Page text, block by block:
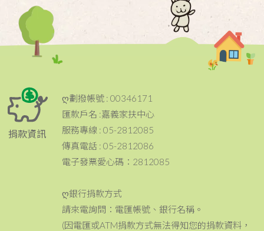
捐款資訊
ღ劃撥帳號 : 00346171
匯款戶名 :嘉義家扶中心
服務專線 : 05-2812085
傳真電話 : 05-2812086
電子發票愛心碼：2812085
ღ銀行捐款方式
請來電詢問：電匯帳號、銀行名稱。
(因電匯或ATM捐款方式無法得知您的捐款資料，